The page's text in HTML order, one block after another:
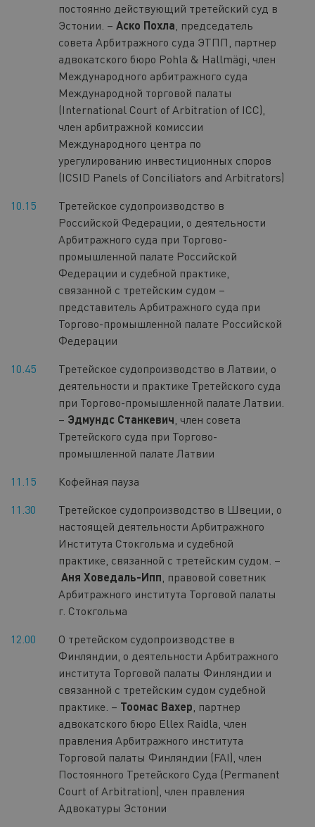
постоянно действующий третейский суд в
Эстонии. – Аско Похла, председатель
совета Арбитражного суда ЭТПП, партнер
адвокатского бюро Pohla & Hallmägi, член
Международного арбитражного суда
Международной торговой палаты
(International Court of Arbitration of ICC),
член арбитражной комиссии
Международного центра по
урегулированию инвестиционных споров
(ICSID Panels of Conciliators and Arbitrators)
10.15
Третейское судопроизводство в
Российской Федерации, о деятельности
Арбитражного суда при Торгово-
промышленной палате Российской
Федерации и судебной практике,
связанной с третейским судом –
представитель Арбитражного суда при
Торгово-промышленной палате Российской
Федерации
10.45
Третейское судопроизводство в Латвии, о
деятельности и практике Третейского суда
при Торгово-промышленной палате Латвии.
– Эдмундс Станкевич, член совета
Третейского суда при Торгово-
промышленной палате Латвии
11.15
Кофейная пауза
11.30
Третейское судопроизводство в Швеции, о
настоящей деятельности Арбитражного
Института Стокгольма и судебной
практике, связанной с третейским судом. –
Аня Ховедаль-Ипп, правовой советник
Арбитражного института Торговой палаты
г. Стокгольма
12.00
О третейском судопроизводстве в
Финляндии, о деятельности Арбитражного
института Торговой палаты Финляндии и
связанной с третейским судом судебной
практике. – Тоомас Вахер, партнер
адвокатского бюро Ellex Raidla, член
правления Арбитражного института
Торговой палаты Финляндии (FAI), член
Постоянного Третейского Суда (Permanent
Court of Arbitration), член правления
Адвокатуры Эстонии